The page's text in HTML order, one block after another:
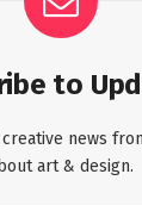
to
news
art & design.